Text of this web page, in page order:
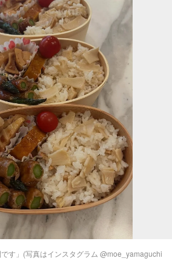
す」(写真はインスタグラム @moe_yamaguchi